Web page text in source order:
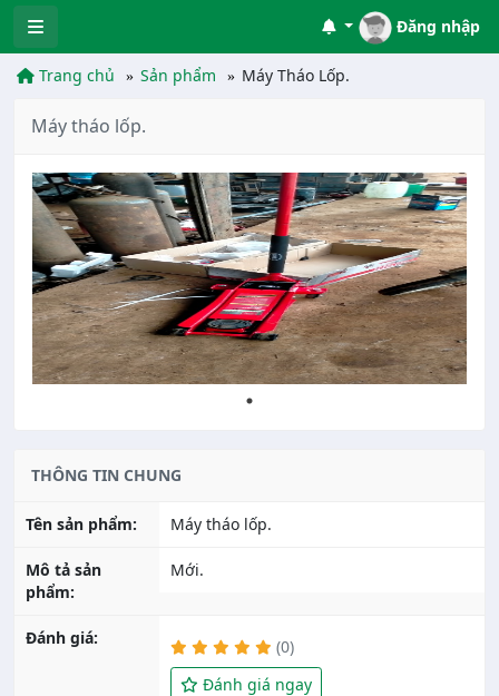
Đăng nhập
Trang chủ Sản phẩm Máy Tháo Lốp.
Máy tháo lốp.
THÔNG TIN CHUNG
Tên sản phẩm: Máy tháo lốp.
Mô tả sản
phẩm:
Mới.
Đánh giá:
(0)
Đánh giá ngay